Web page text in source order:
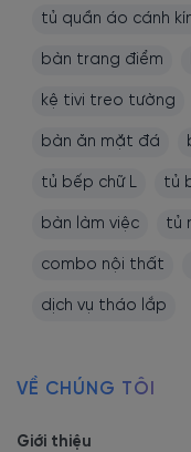
tủ quần áo cánh
bàn trang điểm
kệ tivi treo tường
bàn ăn mặt đá
tủ bếp chữ L tủ
bàn làm việc tủ
combo nội thất
dịch vụ tháo lắp
VỀ CHÚNG TÔI
Giới thiệu